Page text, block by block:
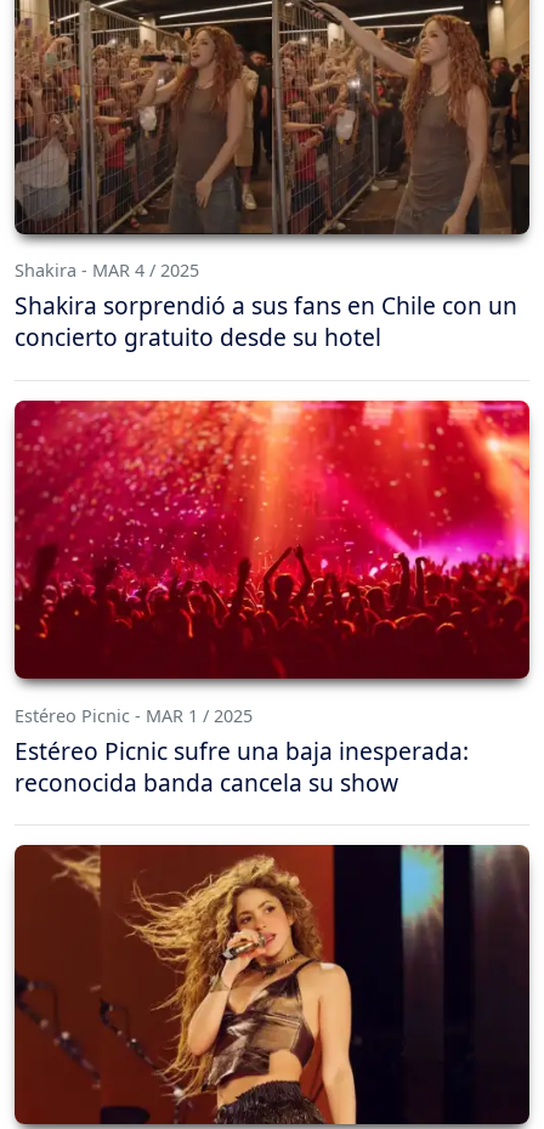
Shakira - MAR 4 / 2025
Shakira sorprendió a sus fans en Chile con un
concierto gratuito desde su hotel
Estéreo Picnic - MAR 1 / 2025
Estéreo Picnic sufre una baja inesperada:
reconocida banda cancela su show